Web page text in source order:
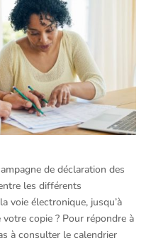
de déclaration des
les différents
voie électronique, jusqu’à
copie ? Pour répondre à
à consulter le calendrier